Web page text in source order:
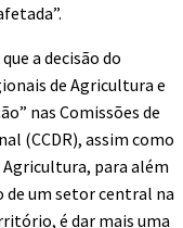
a decisão do
de Agricultura e
nas Comissões de
(CCDR), assim como
Agricultura, para além
de um setor central na
é dar mais uma